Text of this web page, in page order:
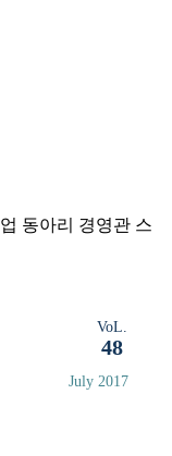
동아리 경영관 스
VoL.
48
July 2017